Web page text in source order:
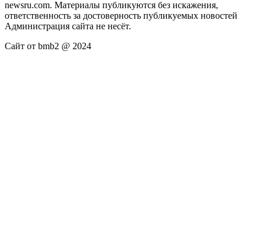
newsru.com. Материалы публикуются без искажения,
ответственность за достоверность публикуемых новостей
Администрация сайта не несёт.
Сайт от bmb2 @ 2024